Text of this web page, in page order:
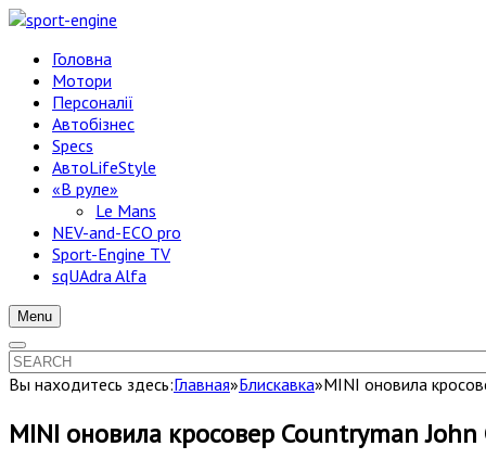
Головна
Мотори
Персоналії
Автобізнес
Specs
АвтоLifeStyle
«В руле»
Le Mans
NEV-and-ECO pro
Sport-Engine TV
sqUAdra Alfa
Menu
Вы находитесь здесь:Главная»Блискавка»MINI оновила
MINI оновила кросовер Countryman John